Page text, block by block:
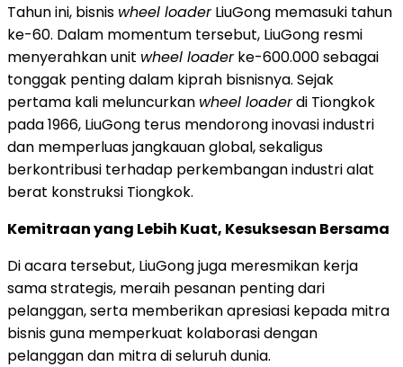
Tahun ini, bisnis wheel loaderLiuGong memasuki tahun
ke-60. Dalam momentum tersebut, LiuGong resmi
menyerahkan unit wheel loaderke-600.000 sebagai
tonggak penting dalam kiprah bisnisnya. Sejak
pertama kali meluncurkan wheel loaderdi Tiongkok
pada 1966, LiuGong terus mendorong inovasi industri
dan memperluas jangkauan global, sekaligus
berkontribusi terhadap perkembangan industri alat
berat konstruksi Tiongkok.
Kemitraan yang Lebih Kuat, Kesuksesan Bersama
Di acara tersebut, LiuGong juga meresmikan kerja
sama strategis, meraih pesanan penting dari
pelanggan, serta memberikan apresiasi kepada mitra
bisnis guna memperkuat kolaborasi dengan
pelanggan dan mitra di seluruh dunia.